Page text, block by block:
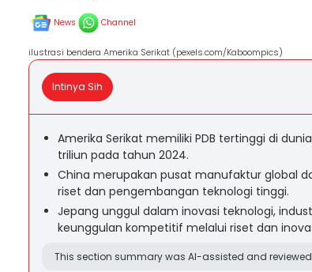
News Channel
ilustrasi bendera Amerika Serikat (pexels.com/Kaboompics)
Intinya Sih
Amerika Serikat memiliki PDB tertinggi di
triliun pada tahun 2024.
China merupakan pusat manufaktur global
riset dan pengembangan teknologi tinggi.
Jepang unggul dalam inovasi teknologi,
keunggulan kompetitif melalui riset dan
This section summary was AI-assisted and